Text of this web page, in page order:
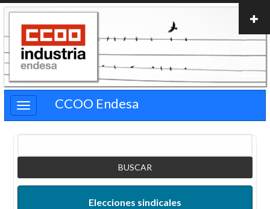
Pasar
contenido
principal
CCOO Endesa
Elecciones sindicales